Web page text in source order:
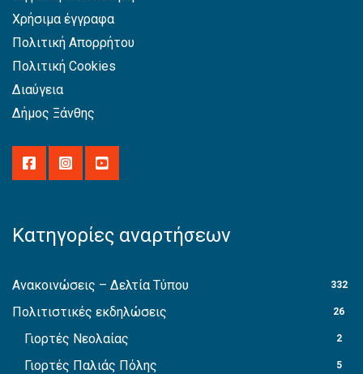
Χρήσιμα έγγραφα
Πολιτική Απορρήτου
Πολιτική Cookies
Διαύγεια
Δήμος Ξάνθης
Κατηγορίες αναρτήσεων
Ανακοινώσεις – Δελτία Τύπου 332
Πολιτιστικές εκδηλώσεις 26
Γιορτές Νεολαίας 2
Γιορτές Παλιάς Πόλης 5